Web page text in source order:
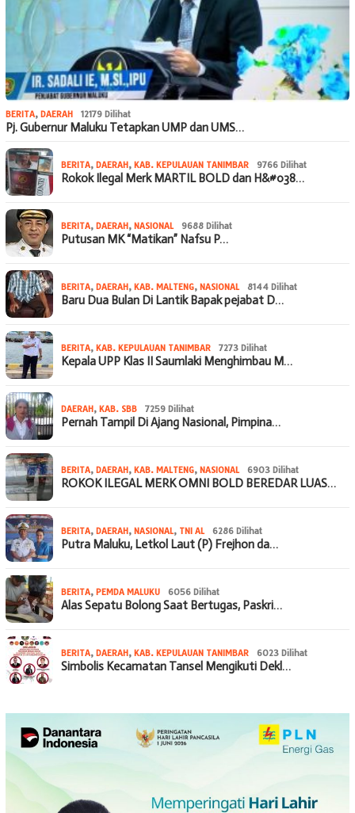
BERITA, DAERAH 12179 Dilihat
Pj. Gubernur Maluku Tetapkan UMP dan UMS…
BERITA, DAERAH, KAB. KEPULAUAN TANIMBAR 9766 Dilihat
Rokok Ilegal Merk MARTIL BOLD dan H&#038…
BERITA, DAERAH, NASIONAL 9688 Dilihat
Putusan MK “Matikan” Nafsu P…
BERITA, DAERAH, KAB. MALTENG, NASIONAL 8144 Dilihat
Baru Dua Bulan Di Lantik Bapak pejabat D…
BERITA, KAB. KEPULAUAN TANIMBAR 7273 Dilihat
Kepala UPP Klas II Saumlaki Menghimbau M…
DAERAH, KAB. SBB 7259 Dilihat
Pernah Tampil Di Ajang Nasional, Pimpina…
BERITA, DAERAH, KAB. MALTENG, NASIONAL 6903 Dilihat
ROKOK ILEGAL MERK OMNI BOLD BEREDAR LUAS…
BERITA, DAERAH, NASIONAL, TNI AL 6286 Dilihat
Putra Maluku, Letkol Laut (P) Frejhon da…
BERITA, PEMDA MALUKU 6056 Dilihat
Alas Sepatu Bolong Saat Bertugas, Paskri…
BERITA, DAERAH, KAB. KEPULAUAN TANIMBAR 6023 Dilihat
Simbolis Kecamatan Tansel Mengikuti Dekl…